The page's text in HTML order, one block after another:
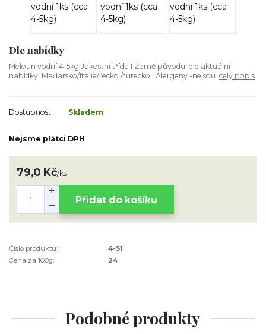
Dle nabídky
Meloun vodní 4-5kg Jakostní třída I Země původu: dle aktuální
nabídky. Maďarsko/Itálie/řecko /turecko Alergeny -nejsou. celý popis
Dostupnost Skladem
Nejsme plátci DPH
79,0 Kč/ks
Přidat do košíku
Číslo produktu:
4-51
Cena za 100g:
24
Podobné produkty